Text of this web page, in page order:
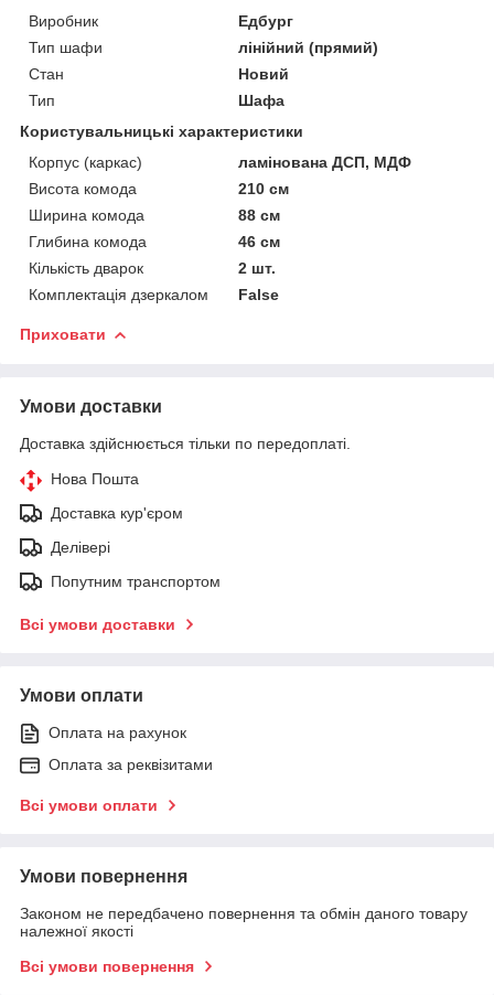
Виробник
Едбург
Тип шафи
лінійний (прямий)
Стан
Новий
Тип
Шафа
Користувальницькі характеристики
Корпус (каркас)
ламінована ДСП, МДФ
Висота комода
210 см
Ширина комода
88 см
Глибина комода
46 см
Кількість дварок
2 шт.
Комплектація дзеркалом
False
Приховати
Умови доставки
Доставка здійснюється тільки по передоплаті.
Нова Пошта
Доставка кур'єром
Делівері
Попутним транспортом
Всі умови доставки
Умови оплати
Оплата на рахунок
Оплата за реквізитами
Всі умови оплати
Умови повернення
Законом не передбачено повернення та обмін даного товару
належної якості
Всі умови повернення